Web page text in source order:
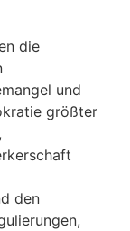
die
und
größter
den